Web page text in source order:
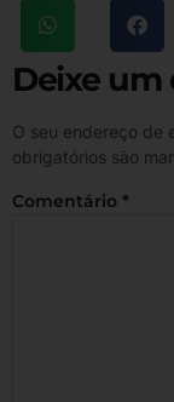
Deixe
O seu endereço de
obrigatórios são
Comentário *